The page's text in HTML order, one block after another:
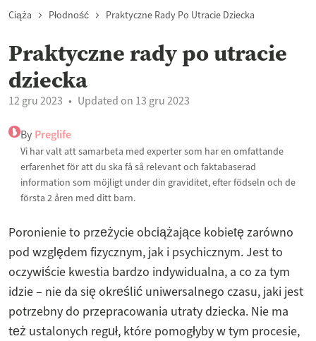
Ciąża Płodność Praktyczne Rady Po Utracie Dziecka
Praktyczne rady po utracie
dziecka
12 gru 2023 Updated on 13 gru 2023
By Preglife
Vi har valt att samarbeta med experter som har en omfattande
erfarenhet för att du ska få så relevant och faktabaserad
information som möjligt under din graviditet, efter födseln och de
första 2 åren med ditt barn.
Poronienie to przeżycie obciążające kobietę zarówno
pod względem fizycznym, jak i psychicznym. Jest to
oczywiście kwestia bardzo indywidualna, a co za tym
idzie – nie da się określić uniwersalnego czasu, jaki jest
potrzebny do przepracowania utraty dziecka. Nie ma
też ustalonych reguł, które pomogłyby w tym procesie,